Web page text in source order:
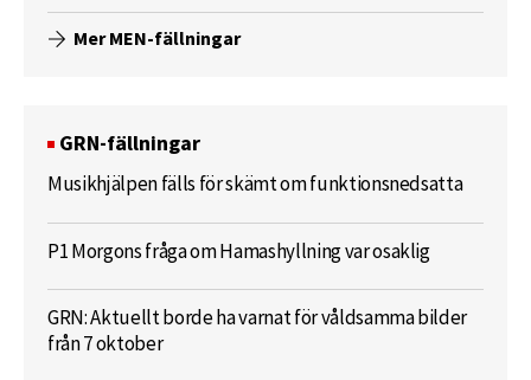
Mer MEN-fällningar
GRN-fällningar
Musikhjälpen fälls för skämt om funktionsnedsatta
P1 Morgons fråga om Hamashyllning var osaklig
GRN: Aktuellt borde ha varnat för våldsamma bilder
från 7 oktober